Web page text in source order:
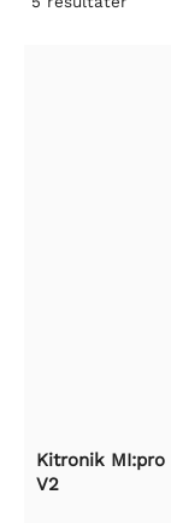
Kitronik MI:pro
V2